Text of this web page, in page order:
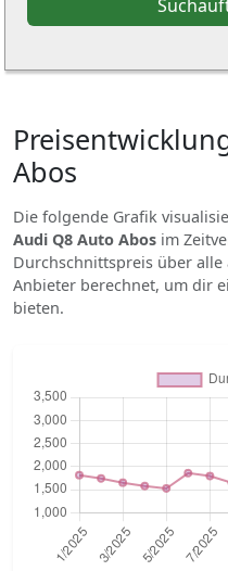
Abos
Die folgende Grafik
Audi Q8 Auto Abos im
Durchschnittspreis über alle
Anbieter berechnet, um dir
bieten.